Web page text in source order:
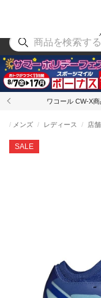
ア
ワコール CW-X
SALE
メンズ レディース 店